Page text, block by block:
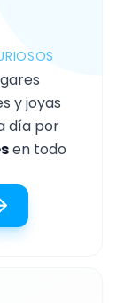
y joyas
día por
en todo